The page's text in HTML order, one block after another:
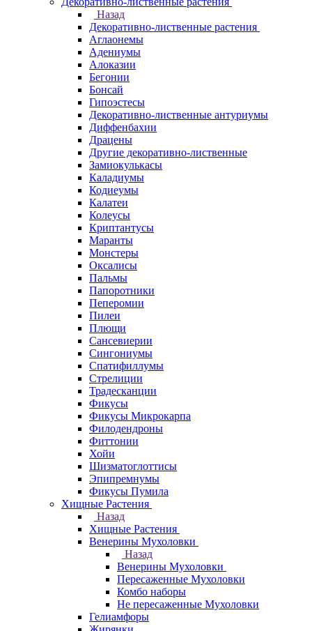
Назад
Декоративно-лиственные растения
Аглаонемы
Адениумы
Алоказии
Бегонии
Бонсай
Гипоэстесы
Декоративно-лиственные антуриумы
Диффенбахии
Драцены
Другие декоративно-лиственные
Замиокулькасы
Каладиумы
Кодиеумы
Калатеи
Колеусы
Криптантусы
Маранты
Монстеры
Оксалисы
Пальмы
Папоротники
Пеперомии
Пилеи
Плющи
Сансевиерии
Сингониумы
Спатифиллумы
Стрелиции
Традесканции
Фикусы
Фикусы Микрокарпа
Филодендроны
Фиттонии
Хойи
Шизматоглоттисы
Эпипремнумы
Фикусы Пумила
Хищные Растения
Назад
Хищные Растения
Венерины Мухоловки
Назад
Венерины Мухоловки
Пересаженные Мухоловки
Комбо наборы
Не пересаженные Мухоловки
Гелиамфоры